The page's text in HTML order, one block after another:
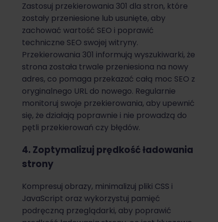
Zastosuj przekierowania 301 dla stron, które
zostały przeniesione lub usunięte, aby
zachować wartość SEO i poprawić
techniczne SEO swojej witryny.
Przekierowania 301 informują wyszukiwarki, że
strona została trwale przeniesiona na nowy
adres, co pomaga przekazać całą moc SEO z
oryginalnego URL do nowego. Regularnie
monitoruj swoje przekierowania, aby upewnić
się, że działają poprawnie i nie prowadzą do
pętli przekierowań czy błędów.
4. Zoptymalizuj prędkość ładowania
strony
Kompresuj obrazy, minimalizuj pliki CSS i
JavaScript oraz wykorzystuj pamięć
podręczną przeglądarki, aby poprawić